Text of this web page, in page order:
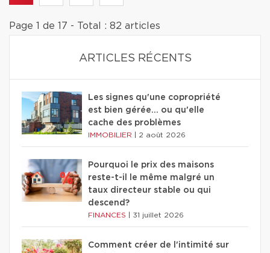
Page 1 de 17 - Total : 82 articles
ARTICLES RÉCENTS
Les signes qu'une copropriété
est bien gérée… ou qu'elle
cache des problèmes
IMMOBILIER 2 août 2026
Pourquoi le prix des maisons
reste-t-il le même malgré un
taux directeur stable ou qui
descend?
FINANCES 31 juillet 2026
Comment créer de l'intimité sur